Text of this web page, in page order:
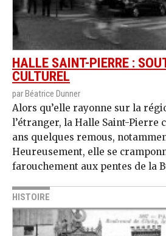
HALLE SAINT-PIERRE :
CULTUREL
par Béatrice Dunner
Alors qu’elle rayonne sur la
l’étranger, la Halle Saint-Pierre
ans quelques remous,
Heureusement, elle se
farouchement aux pentes de la
HISTOIRE